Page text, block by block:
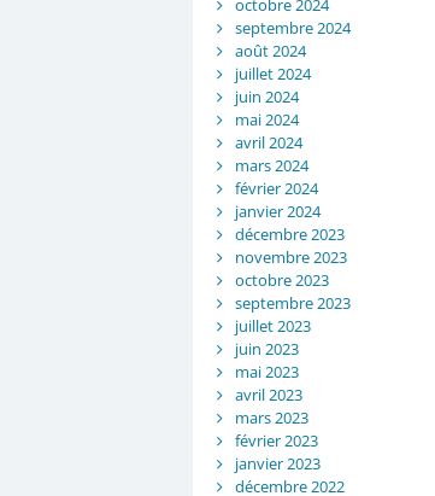
octobre 2024
septembre 2024
août 2024
juillet 2024
juin 2024
mai 2024
avril 2024
mars 2024
février 2024
janvier 2024
décembre 2023
novembre 2023
octobre 2023
septembre 2023
juillet 2023
juin 2023
mai 2023
avril 2023
mars 2023
février 2023
janvier 2023
décembre 2022